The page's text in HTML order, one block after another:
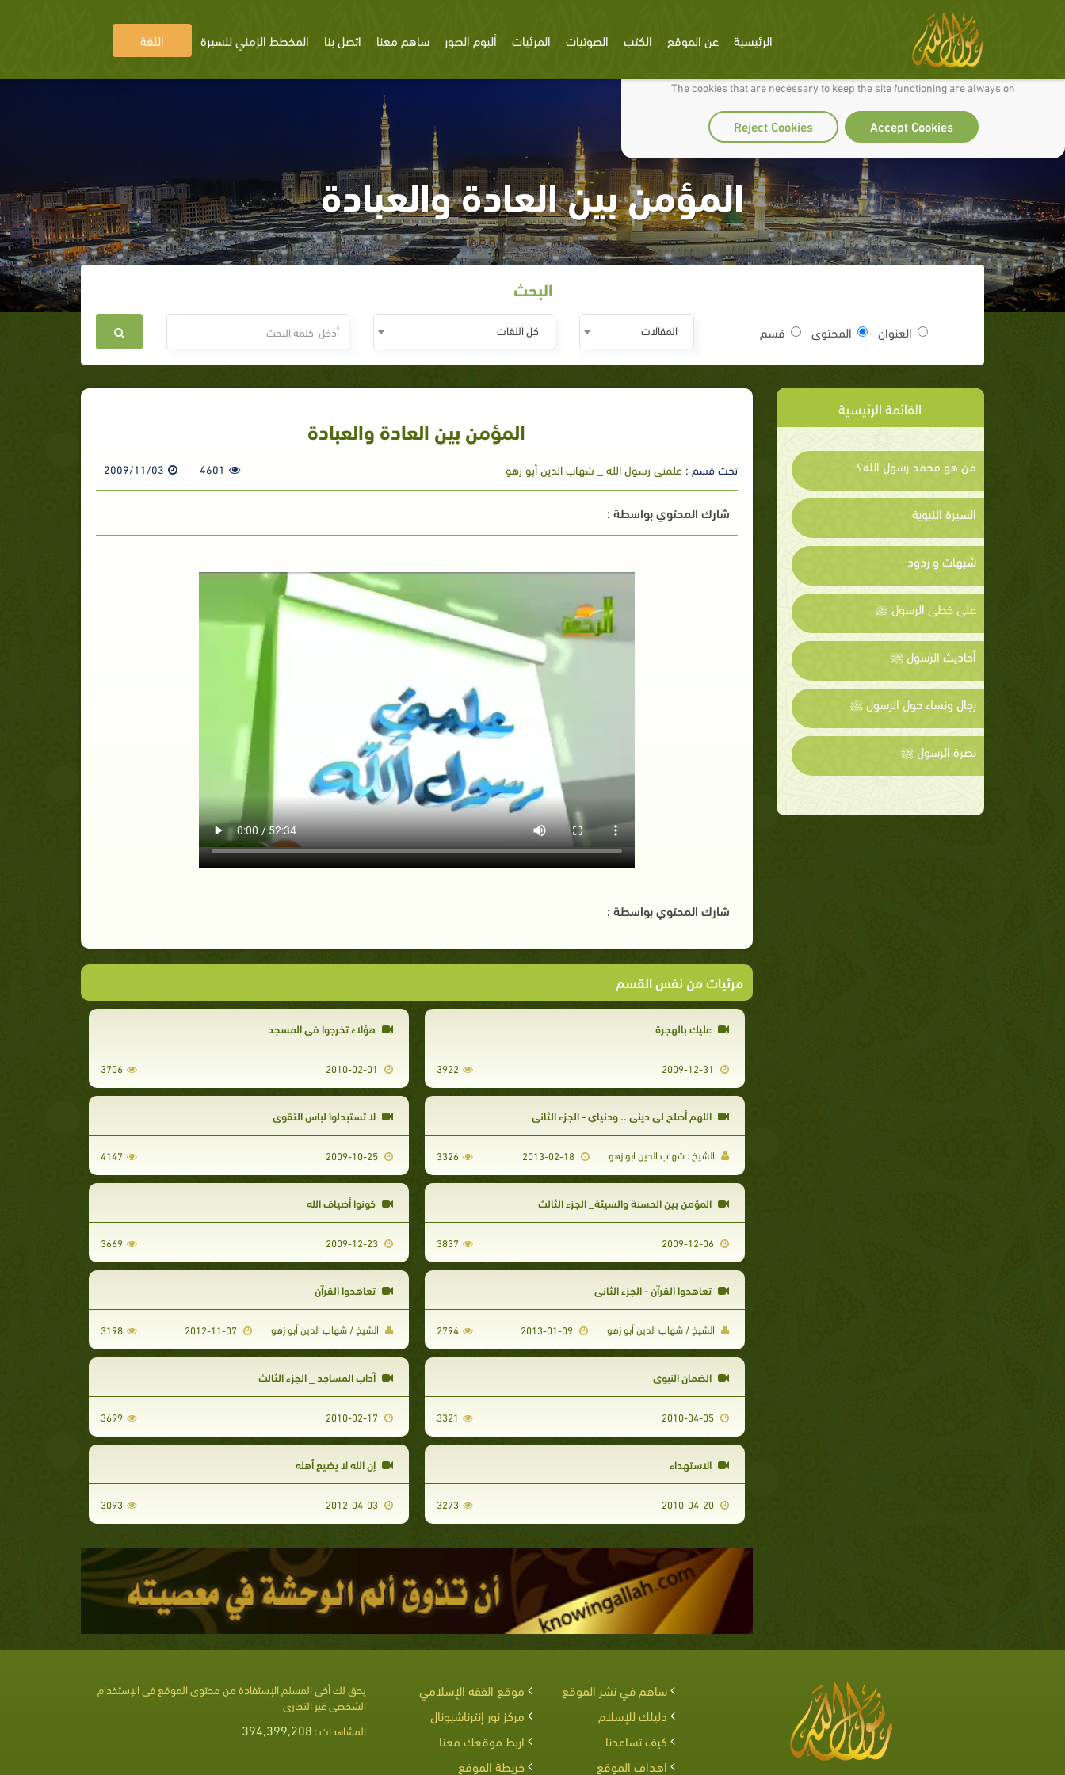
We use cookies to make our site work well for you and so we can continually improve it.
The cookies that are necessary to keep the site functioning are always on
Accept Cookies
Reject Cookies
الرئيسية عن الموقع الكتب الصوتيات المرئيات ألبوم الصور ساهم معنا اتصل بنا المخطط الزمني للسيرة اللغة
المؤمن بين العادة والعبادة
البحث
العنوان المحتوى قسم المقالات كل اللغات
القائمة الرئيسية
من هو محمد رسول الله؟
السيرة النبوية
شبهات و ردود
على خطى الرسول ﷺ
أحاديث الرسول ﷺ
رجال ونساء حول الرسول ﷺ
نصرة الرسول ﷺ
المؤمن بين العادة والعبادة
تحت قسم : علمنى رسول الله _ شهاب الدين أبو زهو 4601
2009/11/03
شارك المحتوي بواسطة :
شارك المحتوي بواسطة :
مرئيات من نفس القسم
عليك بالهجرة
3922
هؤلاء تخرجوا في المسجد
3706
اللهم أصلح لي ديني .. ودنياي - الجزء الثاني
الشيخ : شهاب الدين ابو زهو 2013-02-18
3326
لا تستبدلوا لباس التقوى
2009-10-25
4147
المؤمن بين الحسنة والسيئة_ الجزء الثالث
2009-12-06
3837
كونوا أضياف الله
2009-12-23
3669
تعاهدوا القرآن - الجزء الثاني
الشيخ / شهاب الدين أبو زهو 2794
تعاهدوا القرآن
الشيخ / شهاب الدين أبو زهو 3198
الضمان النبوي
2010-04-05
3321
آداب المساجد _ الجزء الثالث
3699
الاستهداء
2010-04-20
3273
إن الله لا يضيع أهله
2012-04-03
3093
ساهم في نشر الموقع
موقع الفقه الإسلامي
دليلك للإسلام
مركز نور إنترناشيونال
كيف تساعدنا
اربط موقعك معنا
اهداف الموقع
خريطة الموقع
يحق لك أخى المسلم الإستفادة من محتوى الموقع فى الإستخدام
الشخصى غير التجارى
المشاهدات : 394,399,208